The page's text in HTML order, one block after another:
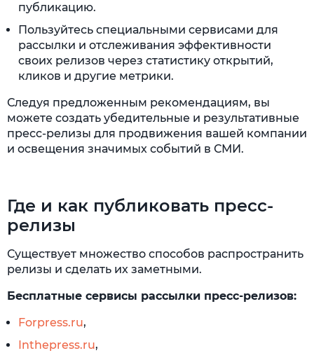
публикацию.
Пользуйтесь специальными сервисами для
рассылки и отслеживания эффективности
своих релизов через статистику открытий,
кликов и другие метрики.
Следуя предложенным рекомендациям, вы
можете создать убедительные и результативные
пресс-релизы для продвижения вашей компании
и освещения значимых событий в СМИ.
Где и как публиковать пресс-
релизы
Существует множество способов распространить
релизы и сделать их заметными.
Бесплатные сервисы рассылки пресс-релизов:
Forpress.ru,
Inthepress.ru,